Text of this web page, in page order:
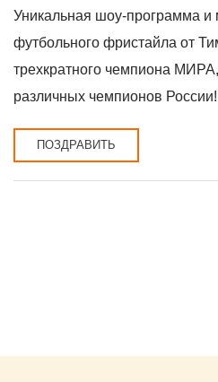
Уникальная шоу-программа и
футбольного фристайла от
трехкратного чемпиона
различных чемпионов России!
ПОЗДРАВИТЬ